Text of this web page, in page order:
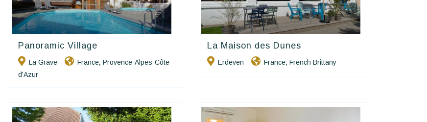
Hôtels De Charme & De Caractère
Panoramic Village
La Grave France, Provence-Alpes-Côte
d'Azur
Hôtels De Charme & De Caractère
La Maison des Dunes
Erdeven France, French Brittany